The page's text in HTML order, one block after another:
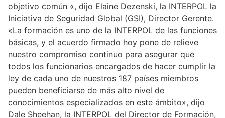
objetivo común «, dijo Elaine Dezenski, la INTERPOL la
Iniciativa de Seguridad Global (GSI), Director Gerente.
«La formación es uno de la INTERPOL de las funciones
básicas, y el acuerdo firmado hoy pone de relieve
nuestro compromiso continuo para asegurar que
todos los funcionarios encargados de hacer cumplir la
ley de cada uno de nuestros 187 países miembros
pueden beneficiarse de más alto nivel de
conocimientos especializados en este ámbito», dijo
Dale Sheehan, la INTERPOL del Director de Formación,